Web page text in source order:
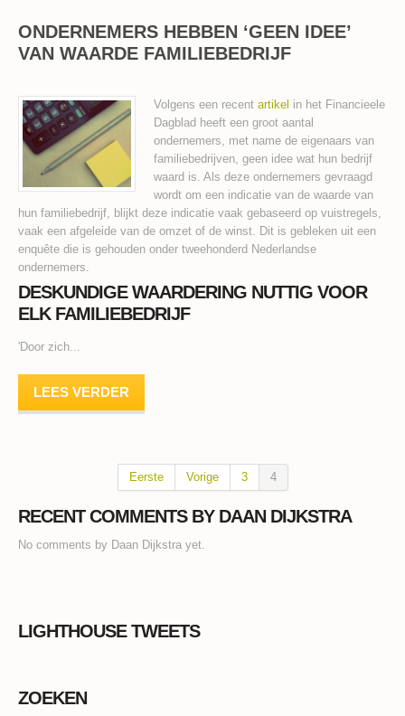
ONDERNEMERS HEBBEN ‘GEEN IDEE’
VAN WAARDE FAMILIEBEDRIJF
Volgens een recent artikel in het Financieele
Dagblad heeft een groot aantal
ondernemers, met name de eigenaars van
familiebedrijven, geen idee wat hun bedrijf
waard is. Als deze ondernemers gevraagd
wordt om een indicatie van de waarde van
hun familiebedrijf, blijkt deze indicatie vaak gebaseerd op vuistregels,
vaak een afgeleide van de omzet of de winst. Dit is gebleken uit een
enquête die is gehouden onder tweehonderd Nederlandse
ondernemers.
DESKUNDIGE WAARDERING NUTTIG VOOR
ELK FAMILIEBEDRIJF
'Door zich...
LEES VERDER
Eerste Vorige 3 4
RECENT COMMENTS BY DAAN DIJKSTRA
No comments by Daan Dijkstra yet.
LIGHTHOUSE TWEETS
ZOEKEN